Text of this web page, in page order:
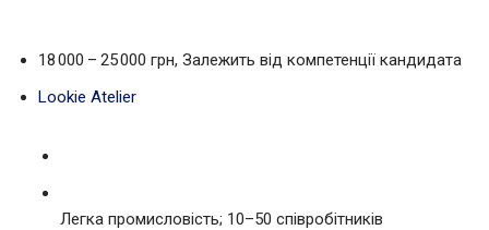
18 000 – 25 000 грн, Залежить від компетенції кандидата
Lookie Atelier
Легка промисловість; 10–50 співробітників